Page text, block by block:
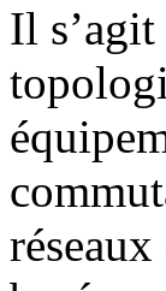
Il